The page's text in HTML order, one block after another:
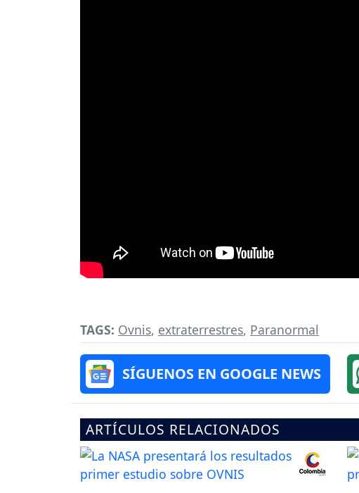
TAGS: Ovnis, extraterrestres, Paranormal
SÍGUENOS EN GOOGLE NEWS
ARTÍCULOS RELACIONADOS